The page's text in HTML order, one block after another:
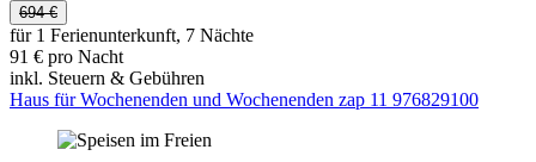
694 €
für 1 Ferienunterkunft, 7 Nächte
91 € pro Nacht
inkl. Steuern & Gebühren
Haus für Wochenenden und Wochenenden zap 11 976829100